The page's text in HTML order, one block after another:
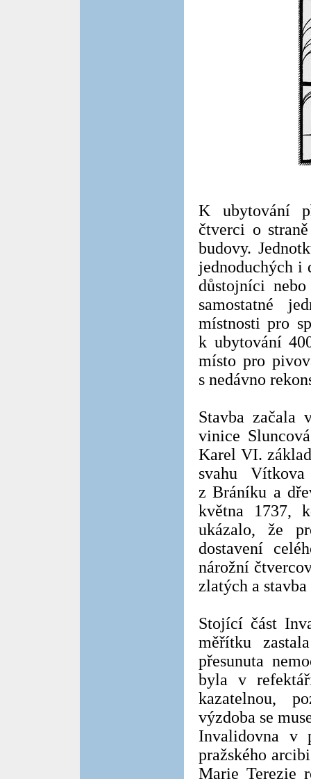
K ubytování
čtverci o
budovy.
jednoduchých i
důstojníci
samostatné
místnosti pro
k ubytování
místo pro
s nedávno
Stavba začala
vinice
Karel VI.
svahu
z Bráníku a
května 1737,
ukázalo, že
dostavení
nárožní
zlatých a
Stojící část
měřítku
přesunuta
byla v
kazatelnou,
výzdoba se
Invalidovna v
pražského
Marie Terezie